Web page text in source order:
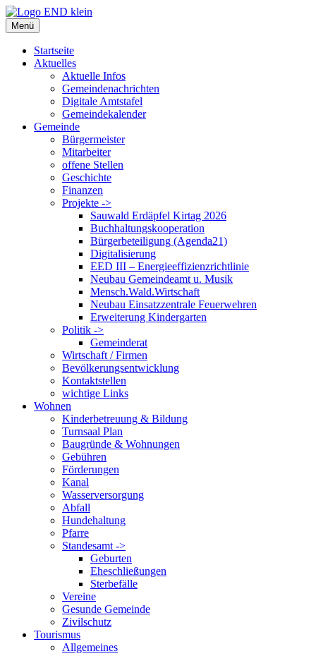
Zum
Inhalt
springen
Menü
Startseite
Aktuelles
Aktuelle Infos
Gemeindenachrichten
Digitale Amtstafel
Gemeindekalender
Gemeinde
Bürgermeister
Mitarbeiter
offene Stellen
Geschichte
Finanzen
Projekte ->
Sauwald Erdäpfel Kirtag 2026
Buchhaltungskooperation
Bürgerbeteiligung (Agenda21)
Digitalisierung
EED III – Energieeffizienzrichtlinie
Neubau Gemeindeamt u. Musik
Mensch.Wald.Wirtschaft
Neubau Einsatzzentrale Feuerwehren
Erweiterung Kindergarten
Politik ->
Gemeinderat
Wirtschaft / Firmen
Bevölkerungsentwicklung
Kontaktstellen
wichtige Links
Wohnen
Kinderbetreuung & Bildung
Turnsaal Plan
Baugründe & Wohnungen
Gebühren
Förderungen
Kanal
Wasserversorgung
Abfall
Hundehaltung
Pfarre
Standesamt ->
Geburten
Eheschließungen
Sterbefälle
Vereine
Gesunde Gemeinde
Zivilschutz
Tourismus
Allgemeines